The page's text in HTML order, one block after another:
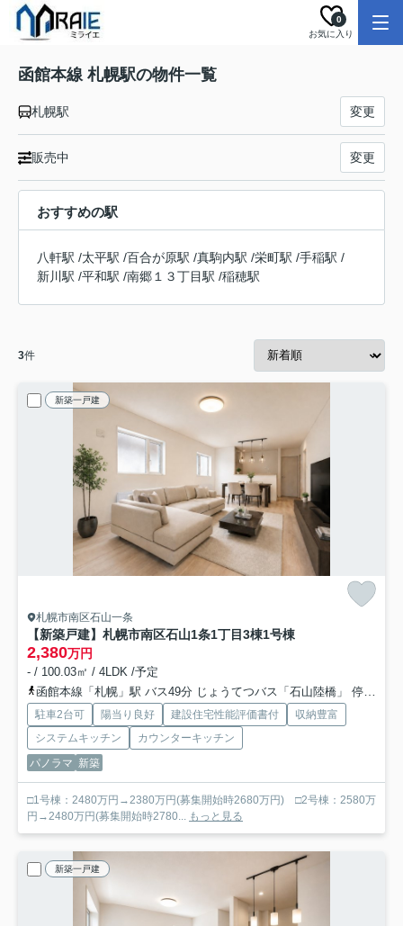
お気に入り
0
函館本線 札幌駅の物件一覧
札幌駅 変更
販売中 変更
おすすめの駅
八軒駅 /太平駅 /百合が原駅 /真駒内駅 /栄町駅 /手稲駅 /
新川駅 /平和駅 /南郷１３丁目駅 /稲穂駅
3件
新築一戸建
札幌市南区石山一条
【新築戸建】札幌市南区石山1条1丁目3棟1号棟
2,380万円
- / 100.03㎡ / 4LDK /予定
函館本線「札幌」駅 バス49分 じょうてつバス「石山陸橋」 停歩5分
駐車2台可 陽当り良好 建設住宅性能評価書付
収納豊富
システムキッチン
カウンターキッチン
パノラマ 新築
□1号棟：2480万円→2380万円(募集開始時2680万円) □2号棟：2580万
円→2480万円(募集開始時2780... もっと見る
新築一戸建